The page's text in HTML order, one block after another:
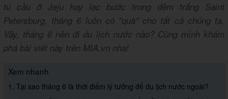
tú cầu ở Jeju hay lạc bước trong đêm trắng Saint
Petersburg, tháng 6 luôn có "quà" cho tất cả chúng ta.
Vậy, tháng 6 nên đi du lịch nước nào? Cùng mình khám
phá bài viết này trên MIA.vn nha!
Xem nhanh
1. Tại sao tháng 6 là thời điểm lý tưởng để du lịch nước ngoài?